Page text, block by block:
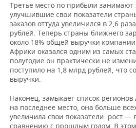
Третье место по прибыли занимают
улучшившие свои показатели
заказов оттуда увеличился в 2,6
рублей. Теперь страны ближнего
около 18% общей выручки
Африки оказался одним из самых
полугодие он практически не
поступило на 1,8 млрд рублей, что
выручки.
Наконец, замыкает список
на последнее место, она больше
увеличила свои показатели: рост —
сравнению с прошлым годом. В этом